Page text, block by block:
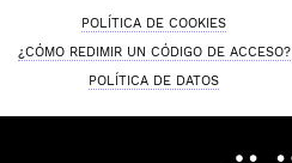
POLÍTICA DE COOKIES
¿CÓMO REDIMIR UN CÓDIGO DE ACCESO?
POLÍTICA DE DATOS